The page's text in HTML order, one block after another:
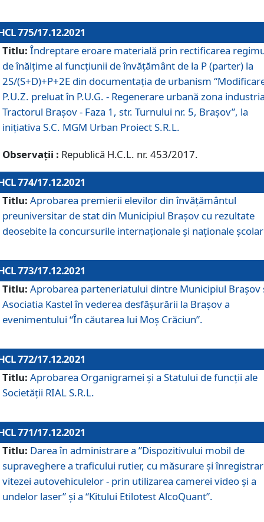
775/17.12.2021
Titlu: Îndreptare eroare materială prin rectificarea
de înălţime al funcţiunii de învăţământ de la P (parter) la
2S/(S+D)+P+2E din documentaţia de urbanism
P.U.Z. preluat în P.U.G. - Regenerare urbană zona
Tractorul Braşov - Faza 1, str. Turnului nr. 5, Braşov”, la
iniţiativa S.C. MGM Urban Proiect S.R.L.
Observații : Republică H.C.L. nr. 453/2017.
774/17.12.2021
Titlu: Aprobarea premierii elevilor din învățământul
preuniversitar de stat din Municipiul Brașov cu rezultate
deosebite la concursurile internaționale și naționale
773/17.12.2021
Titlu: Aprobarea parteneriatului dintre Municipiul Brașov
Asociatia Kastel în vederea desfăşurării la Brașov a
evenimentului “În căutarea lui Moș Crăciun”.
772/17.12.2021
Titlu: Aprobarea Organigramei şi a Statului de funcţii ale
Societăţii RIAL S.R.L.
771/17.12.2021
Titlu: Darea în administrare a ”Dispozitivului mobil de
supraveghere a traficului rutier, cu măsurare și
vitezei autovehiculelor - prin utilizarea camerei video și a
undelor laser” și a “Kitului Etilotest AlcoQuant”.